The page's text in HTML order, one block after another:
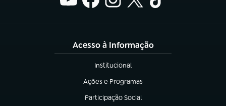
Acesso à Informação
Institucional
(abre em nova aba)
Ações e Programas
(abre em nova aba)
Participação Social
(abre em nova aba)